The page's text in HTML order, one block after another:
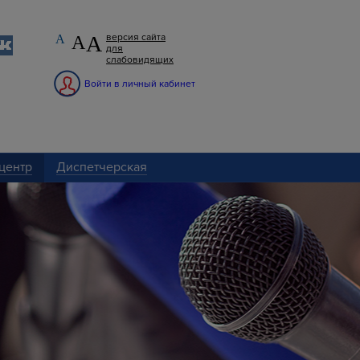
А АА версия сайта
для
слабовидящих
Войти в личный кабинет
Диспетчерская